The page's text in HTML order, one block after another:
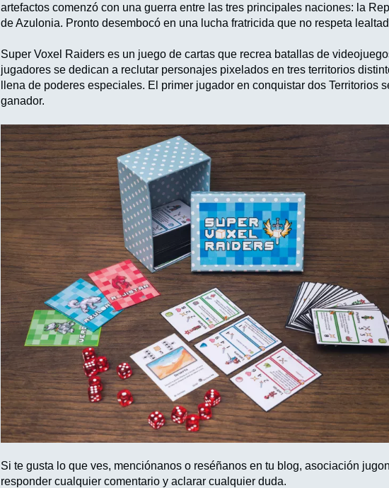
artefactos comenzó con una guerra entre las tres principales naciones: la
de Azulonia. Pronto desembocó en una lucha fratricida que no respeta
Super Voxel Raiders es un juego de cartas que recrea batallas de
jugadores se dedican a reclutar personajes pixelados en tres territorios
llena de poderes especiales. El primer jugador en conquistar dos Territorios
ganador.
Si te gusta lo que ves, menciónanos o reséñanos en tu blog, asociación
responder cualquier comentario y aclarar cualquier duda.